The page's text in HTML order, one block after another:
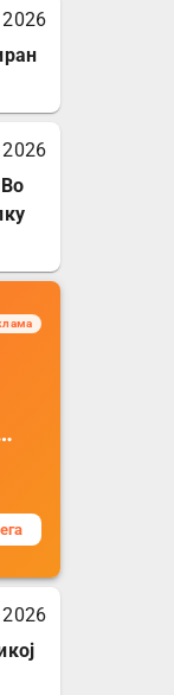
2026
2026
на
2026